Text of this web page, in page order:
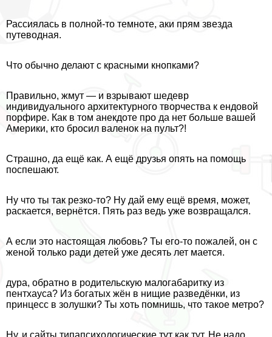
Рассиялась в полной-то темноте, аки прям звезда
путеводная.
Что обычно делают с красными кнопками?
Правильно, жмут — и взрывают шедевр
индивидуального архитектурного творчества к ендовой
порфире. Как в том анекдоте про да нет больше вашей
Америки, кто бросил валенок на пульт?!
Страшно, да ещё как. А ещё друзья опять на помощь
поспешают.
Ну что ты так резко-то? Ну дай ему ещё время, может,
раскается, вернётся. Пять раз ведь уже возвращался.
А если это настоящая любовь? Ты его-то пожалей, он с
женой только ради детей уже десять лет мается.
дypa, обратно в родительскую малогабаритку из
пентхауса? Из богатых жён в нищие разведёнки, из
принцесс в золушки? Ты хоть помнишь, что такое метро?